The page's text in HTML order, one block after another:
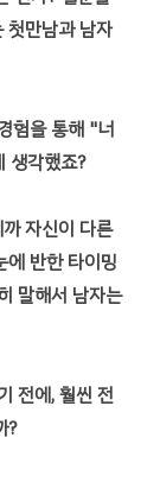
첫만남과 남자
험을 통해 "너
생각했죠?
자신이 다른
에 반한 타이밍
말해서 남자는
전에, 훨씬 전
?